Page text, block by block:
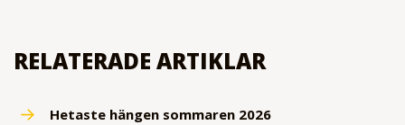
RELATERADE ARTIKLAR
Hetaste hängen sommaren 2026